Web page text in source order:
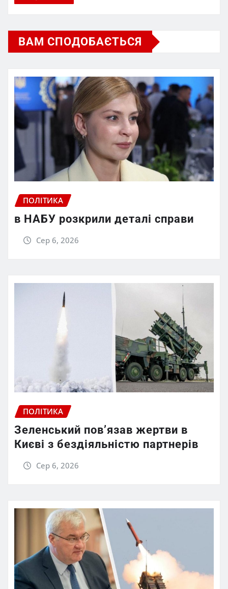
ВАМ СПОДОБАЄТЬСЯ
ПОЛІТИКА
в НАБУ розкрили деталі справи
Сер 6, 2026
ПОЛІТИКА
Зеленський пов’язав жертви в
Києві з бездіяльністю партнерів
Сер 6, 2026